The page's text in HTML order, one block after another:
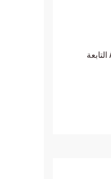
من المقرر إطلاق Blockchain عملة Plasma XPL المستقرة المدعومة من Tether في 25 سبتمبر العناوين الرئيسية إقرأ أيضاَ | تدعم شركة Ark Invest التابعة